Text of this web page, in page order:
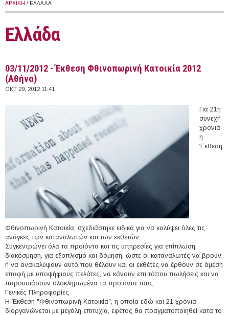
ΑΡΧΙΚΉ / ΕΛΛΆΔΑ
Ελλάδα
03/11/2012 - Έκθεση Φθινοπωρινή Κατοικία 2012
(Αθήνα)
ΟΚΤ 29, 2012 11:41
Για 21η
συνεχή
χρονιά
η
Έκθεση
Φθινοπωρινή Κατοικία, σχεδιάστηκε ειδικά για να καλύψει όλες τις
ανάγκες των καταναλωτών και των εκθετών.
Συγκεντρώνει όλα τα προϊόντα και τις υπηρεσίες για επίπλωση,
διακόσμηση, για εξοπλισμό και δόμηση, ώστε οι καταναλωτές να βρουν
ή να ανακαλύψουν αυτό που θέλουν και οι εκθέτες να έρθουν σε άμεση
επαφή με υποψήφιους πελάτες, να κάνουν επι τόπου πωλήσεις και να
παρουσιάσουν ολοκληρωμένα τα προϊόντα τους
Γενικές Πληροφορίες
Η Έκθεση "Φθινοπωρινή Κατοικία", η οποία εδώ και 21 χρόνια
διοργανώνεται με μεγάλη επιτυχία, εφέτος θα πραγματοποιηθεί κατα το